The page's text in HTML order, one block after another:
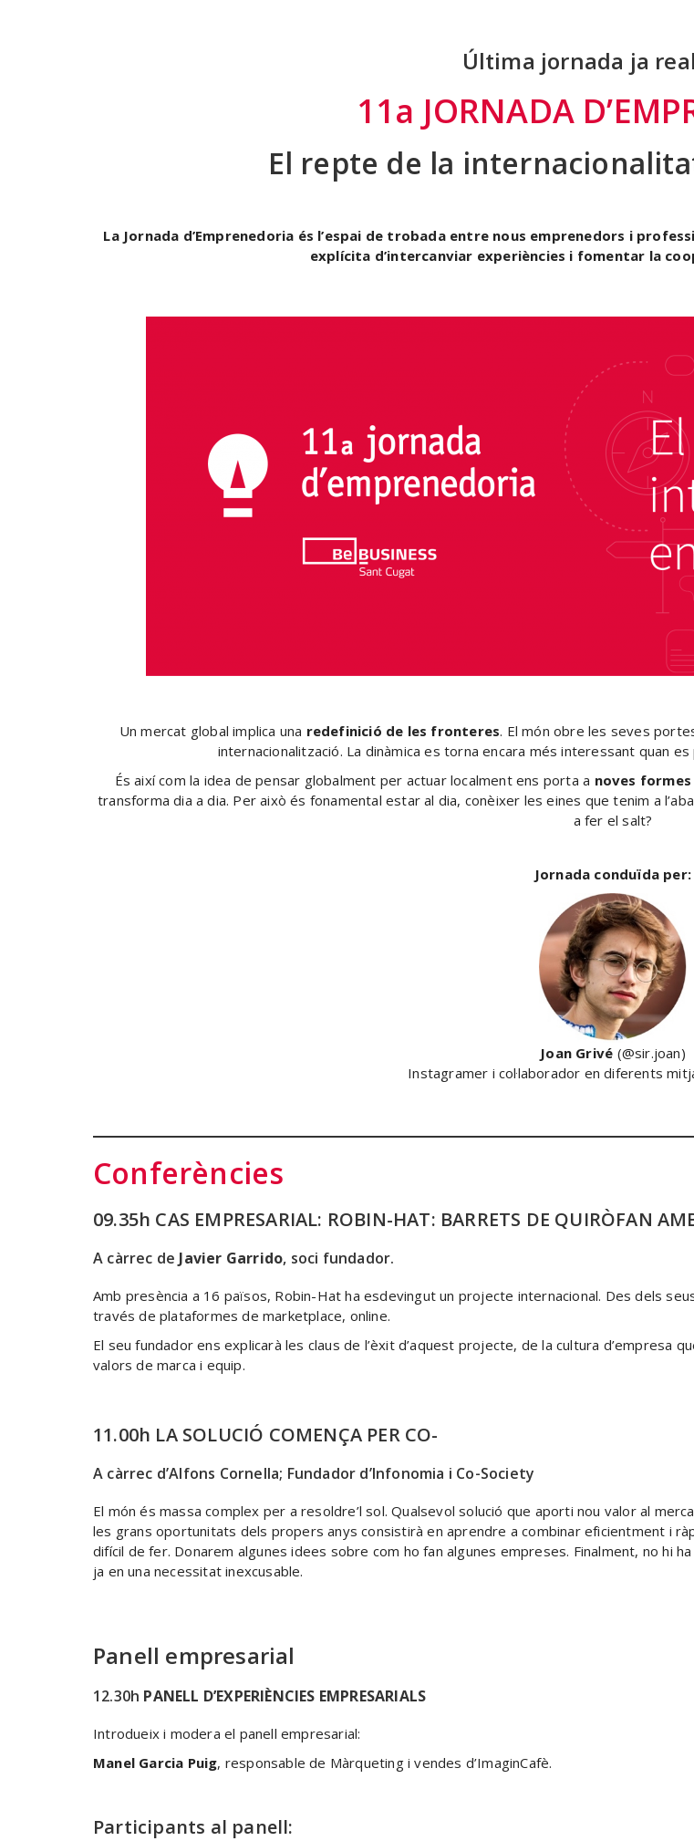
Última jornada ja
11a JORNADA
El repte de la
La Jornada d’Emprenedoria és l’espai de trobada entre nous emprenedors i
explícita d’intercanviar experiències i fomentar la
Un mercat global implica una redefinició de les fronteres. El món obre les seves
internacionalització. La dinàmica es torna encara més interessant quan es
És així com la idea de pensar globalment per actuar localment ens porta a noves
transforma dia a dia. Per això és fonamental estar al dia, conèixer les eines que tenim a
a fer el salt?
Jornada conduïda per:
Joan Grivé (@sir.joan)
Instagramer i col·laborador en diferents
Conferències
09.35h CAS EMPRESARIAL: ROBIN-HAT: BARRETS DE QUIRÒFAN
A càrrec de Javier Garrido, soci fundador.
Amb presència a 16 països, Robin-Hat ha esdevingut un projecte internacional. Des dels
través de plataformes de marketplace, online.
El seu fundador ens explicarà les claus de l’èxit d’aquest projecte, de la cultura d’empresa
valors de marca i equip.
11.00h LA SOLUCIÓ COMENÇA PER CO-
A càrrec d’Alfons Cornella; Fundador d’Infonomia i Co-Society
El món és massa complex per a resoldre’l sol. Qualsevol solució que aporti nou valor al
les grans oportunitats dels propers anys consistirà en aprendre a combinar eficientment i
difícil de fer. Donarem algunes idees sobre com ho fan algunes empreses. Finalment, no hi
ja en una necessitat inexcusable.
Panell empresarial
12.30h PANELL D’EXPERIÈNCIES EMPRESARIALS
Introdueix i modera el panell empresarial:
Manel Garcia Puig, responsable de Màrqueting i vendes d’ImaginCafè.
Participants al panell: